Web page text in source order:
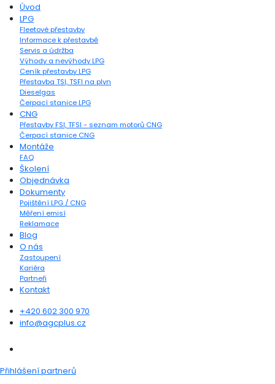
Úvod
LPG
Fleetové přestavby
Informace k přestavbě
Servis a údržba
Výhody a nevýhody LPG
Ceník přestavby LPG
Přestavba TSI, TSFI na plyn
Dieselgas
Čerpací stanice LPG
CNG
Přestavby FSI, TFSI - seznam motorů CNG
Čerpací stanice CNG
Montáže
FAQ
Školení
Objednávka
Dokumenty
Pojištění LPG / CNG
Měření emisí
Reklamace
Blog
O nás
Zastoupení
Kariéra
Partneři
Kontakt
+420 602 300 970
info@agcplus.cz
Přihlášení partnerů